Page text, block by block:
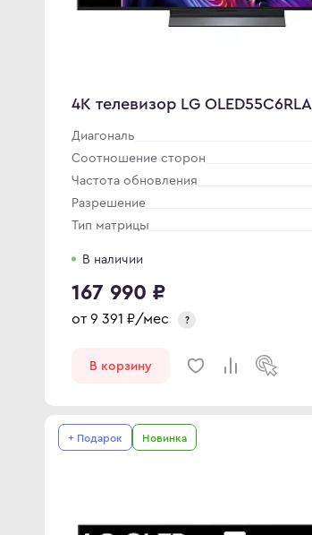
4K телевизор LG OLED55C6RLA
Диагональ
Соотношение сторон
Частота обновления
Разрешение
Тип матрицы
В наличии
167 990 ₽
от 9 391 ₽/мес ?
В корзину
+ Подарок Новинка